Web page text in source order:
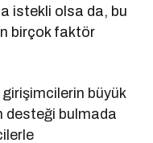
istekli olsa da, bu
birçok faktör
girişimcilerin büyük
desteği bulmada